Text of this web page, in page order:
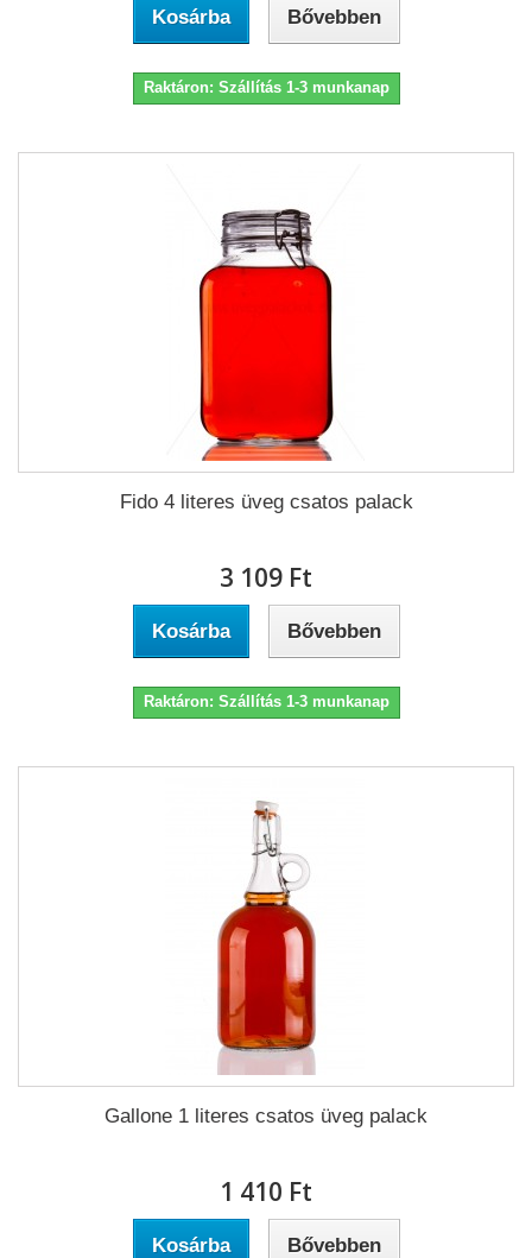
Kosárba Bővebben
Raktáron: Szállítás 1-3 munkanap
Fido 4 literes üveg csatos palack
3 109 Ft‎
Kosárba Bővebben
Raktáron: Szállítás 1-3 munkanap
Gallone 1 literes csatos üveg palack
1 410 Ft‎
Kosárba Bővebben